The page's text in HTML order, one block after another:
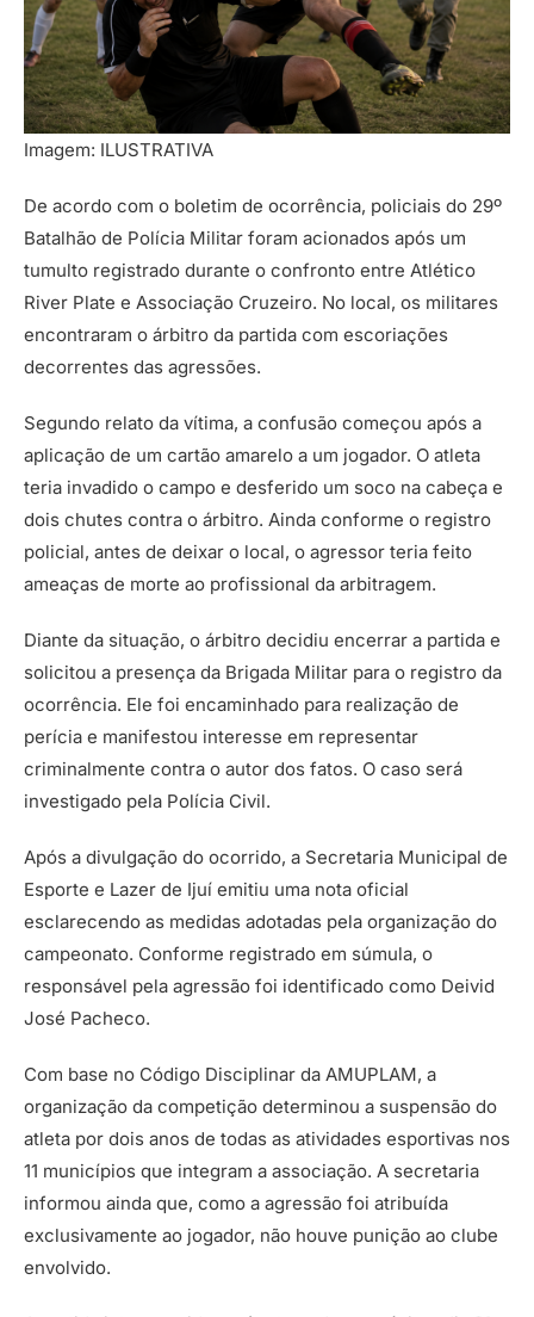
Imagem: ILUSTRATIVA
De acordo com o boletim de ocorrência, policiais do 29º
Batalhão de Polícia Militar foram acionados após um
tumulto registrado durante o confronto entre Atlético
River Plate e Associação Cruzeiro. No local, os militares
encontraram o árbitro da partida com escoriações
decorrentes das agressões.
Segundo relato da vítima, a confusão começou após a
aplicação de um cartão amarelo a um jogador. O atleta
teria invadido o campo e desferido um soco na cabeça e
dois chutes contra o árbitro. Ainda conforme o registro
policial, antes de deixar o local, o agressor teria feito
ameaças de morte ao profissional da arbitragem.
Diante da situação, o árbitro decidiu encerrar a partida e
solicitou a presença da Brigada Militar para o registro da
ocorrência. Ele foi encaminhado para realização de
perícia e manifestou interesse em representar
criminalmente contra o autor dos fatos. O caso será
investigado pela Polícia Civil.
Após a divulgação do ocorrido, a Secretaria Municipal de
Esporte e Lazer de Ijuí emitiu uma nota oficial
esclarecendo as medidas adotadas pela organização do
campeonato. Conforme registrado em súmula, o
responsável pela agressão foi identificado como Deivid
José Pacheco.
Com base no Código Disciplinar da AMUPLAM, a
organização da competição determinou a suspensão do
atleta por dois anos de todas as atividades esportivas nos
11 municípios que integram a associação. A secretaria
informou ainda que, como a agressão foi atribuída
exclusivamente ao jogador, não houve punição ao clube
envolvido.